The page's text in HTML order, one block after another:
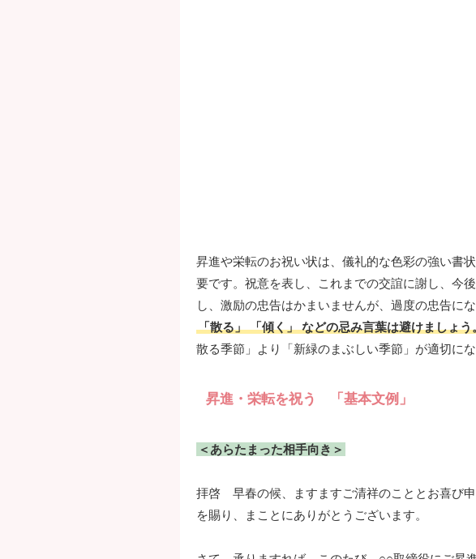
昇進や栄転のお祝い状は、儀礼的な色彩の強い書
要です。祝意を表し、これまでの交誼に謝し、今
し、激励の忠告はかまいませんが、過度の忠告に
「散る」 「傾く」 などの忌み言葉は避けましょう
散る季節」より「新緑のまぶしい季節」が適切にな
昇進・栄転を祝う 「基本文例」
＜あらたまった相手向き＞
拝啓 早春の候、ますますご清祥のこととお喜び
を賜り、まことにありがとうございます。